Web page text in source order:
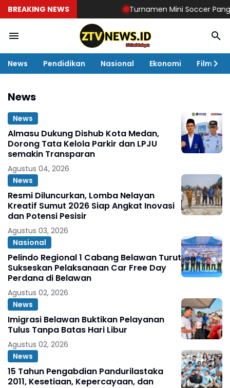
BREAKING NEWS Turnamen Mini Soccer
News Pendidikan Nasional Ekonomi Film
News
News
Almasu Dukung Dishub Kota Medan,
Dorong Tata Kelola Parkir dan LPJU
semakin Transparan
Agustus 04, 2026
News
Resmi Diluncurkan, Lomba Nelayan
Kreatif Sumut 2026 Siap Angkat Inovasi
dan Potensi Pesisir
Agustus 03, 2026
Nasional
Pelindo Regional 1 Cabang Belawan Turut
Sukseskan Pelaksanaan Car Free Day
Perdana di Belawan
Agustus 02, 2026
News
Imigrasi Belawan Buktikan Pelayanan
Tulus Tanpa Batas Hari Libur
Agustus 02, 2026
News
15 Tahun Pengabdian Pandurilastaka
2011, Kesetiaan, Kepercayaan, dan